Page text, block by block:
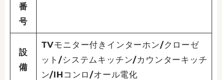
番
号
設
備
TVモニター付きインターホン/クローゼ
ット/システムキッチン/カウンターキッチ
ン/IHコンロ/オール電化